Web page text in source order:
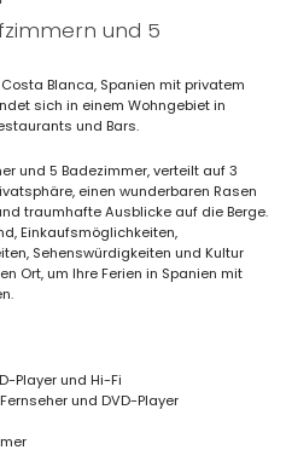
und 5
Blanca, Spanien mit privatem
sich in einem Wohngebiet in
und Bars.
und 5 Badezimmer, verteilt auf 3
einen wunderbaren Rasen
traumhafte Ausblicke auf die Berge.
Einkaufsmöglichkeiten,
Sehenswürdigkeiten und Kultur
Ort, um Ihre Ferien in Spanien mit
Player und Hi-Fi
und DVD-Player